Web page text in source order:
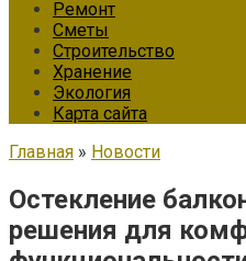
Ремонт
Сметы
Строительство
Хранение
Экология
Карта сайта
Главная » Новости
Остекление
решения для